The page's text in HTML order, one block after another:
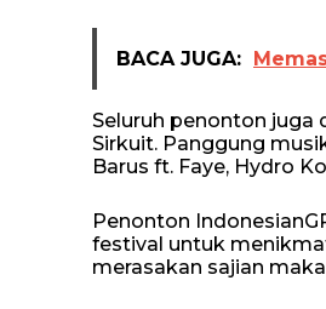
BACA JUGA:
Seluruh penonton juga
Sirkuit. Panggung
Barus ft. Faye, Hydro
Penonton
festival untuk
merasakan sajian